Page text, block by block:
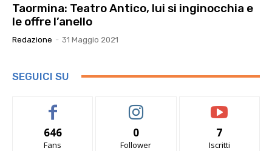
Taormina: Teatro Antico, lui si inginocchia e
le offre l’anello
Redazione - 31 Maggio 2021
SEGUICI SU
646
Fans
0
Follower
7
Iscritti